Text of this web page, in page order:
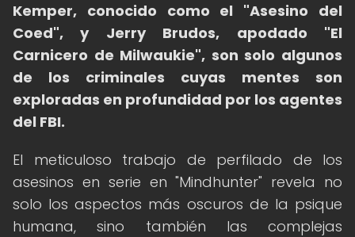
Kemper, conocido como el "Asesino del
Coed", y Jerry Brudos, apodado "El
Carnicero de Milwaukie", son solo algunos
de los criminales cuyas mentes son
exploradas en profundidad por los agentes
del FBI.
El meticuloso trabajo de perfilado de los
asesinos en serie en "Mindhunter" revela no
solo los aspectos más oscuros de la psique
humana, sino también las complejas